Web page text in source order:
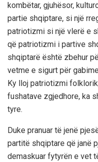
kombëtar, gjuhësor,
partie shqiptare, si një
patriotizmi si një vlerë e
që patriotizmi i partive
shqiptarë është zbehur
vetme e sigurt për
Ky lloj patriotizmi
fushatave zgjedhore, ka
tyre.
Duke pranuar të jenë
partitë shqiptare që janë
demaskuar fytyrën e vet